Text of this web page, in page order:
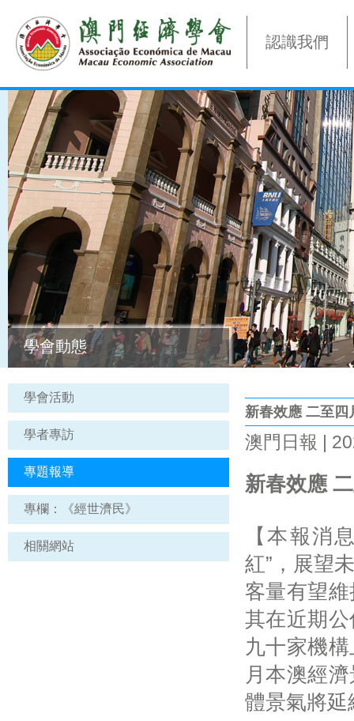
認識我們
學會動態
學會活動
學者專訪
專題報導
專欄：《經世濟民》
相關網站
新春效應 二至四
澳門日報 |
新春效應
【本報消
紅”，展望
客量有望
其在近期
九十家機
月本澳經
體景氣將延